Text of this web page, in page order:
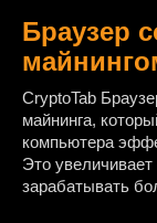
Браузер
CryptoTab
майнинга,
компьютера
Это увеличивает
зарабатывать